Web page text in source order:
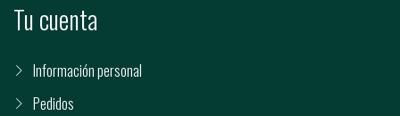
Tu cuenta
Información personal
Pedidos